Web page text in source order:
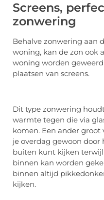
Screens,
zonwering
Behalve zonwering aan
woning, kan de zon ook
woning worden
plaatsen van screens.
Dit type zonwering
warmte tegen die via
komen. Een ander groot
je overdag gewoon
buiten kunt kijken
binnen kan worden
binnen altijd
kijken.